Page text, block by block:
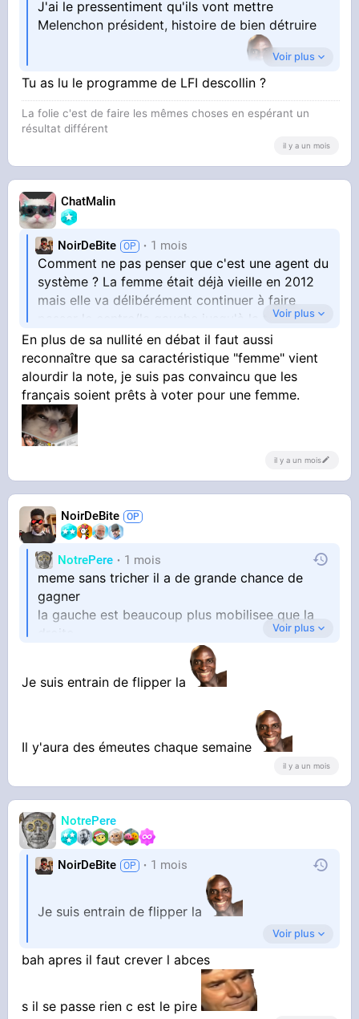
J'ai le pressentiment qu'ils vont mettre
Melenchon président, histoire de bien détruire
Toutes les villes/banlieues et certaines
campagnes ressemblent à la vision de
Melenchon donc autant aller jusqu'au bout
Ça craint
Voir plus
Tu as lu le programme de LFI descollin ?
La folie c'est de faire les mêmes choses en espérant un
résultat différent
il y a un mois
ChatMalin
NoirDeBite 1 mois
Comment ne pas penser que c'est une agent du
système ? La femme était déjà vieille en 2012
mais elle va délibérément continuer à faire
passer le centre/la gauche jusqu'à la tombe
Voir plus
En plus de sa nullité en débat il faut aussi
reconnaître que sa caractéristique "femme" vient
alourdir la note, je suis pas convaincu que les
français soient prêts à voter pour une femme.
il y a un mois
NoirDeBite
NotrePere 1 mois
meme sans tricher il a de grande chance de
gagner
la gauche est beaucoup plus mobilisee que la
plus le barrage, c est plie en vrai
Voir plus
Je suis entrain de flipper la
Il y'aura des émeutes chaque semaine
il y a un mois
NotrePere
NoirDeBite 1 mois
Je suis entrain de flipper la
Il y'aura des émeutes chaque semaine
Voir plus
bah apres il faut crever l abces
s il se passe rien c est le pire